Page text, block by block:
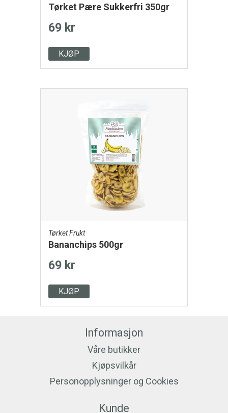
Tørket Pære Sukkerfri 350gr
69 kr
KJØP
Tørket Frukt
Bananchips 500gr
69 kr
KJØP
Informasjon
Våre butikker
Kjøpsvilkår
Personopplysninger og Cookies
Kunde